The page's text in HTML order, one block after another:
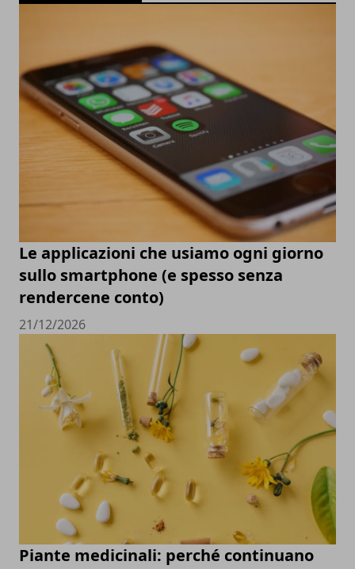
Le applicazioni che usiamo ogni giorno
sullo smartphone (e spesso senza
rendercene conto)
21/12/2026
Piante medicinali: perché continuano